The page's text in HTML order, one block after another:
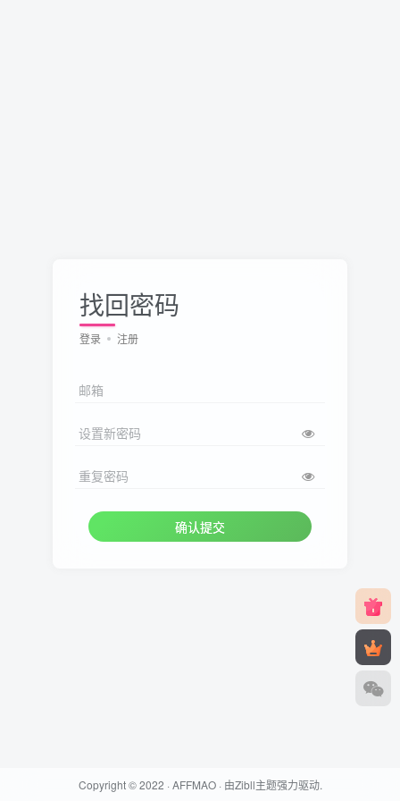
找回密码
登录 注册
邮箱
设置新密码
重复密码
确认提交
Copyright © 2022 · AFFMAO· 由Zibll主题强力驱动.